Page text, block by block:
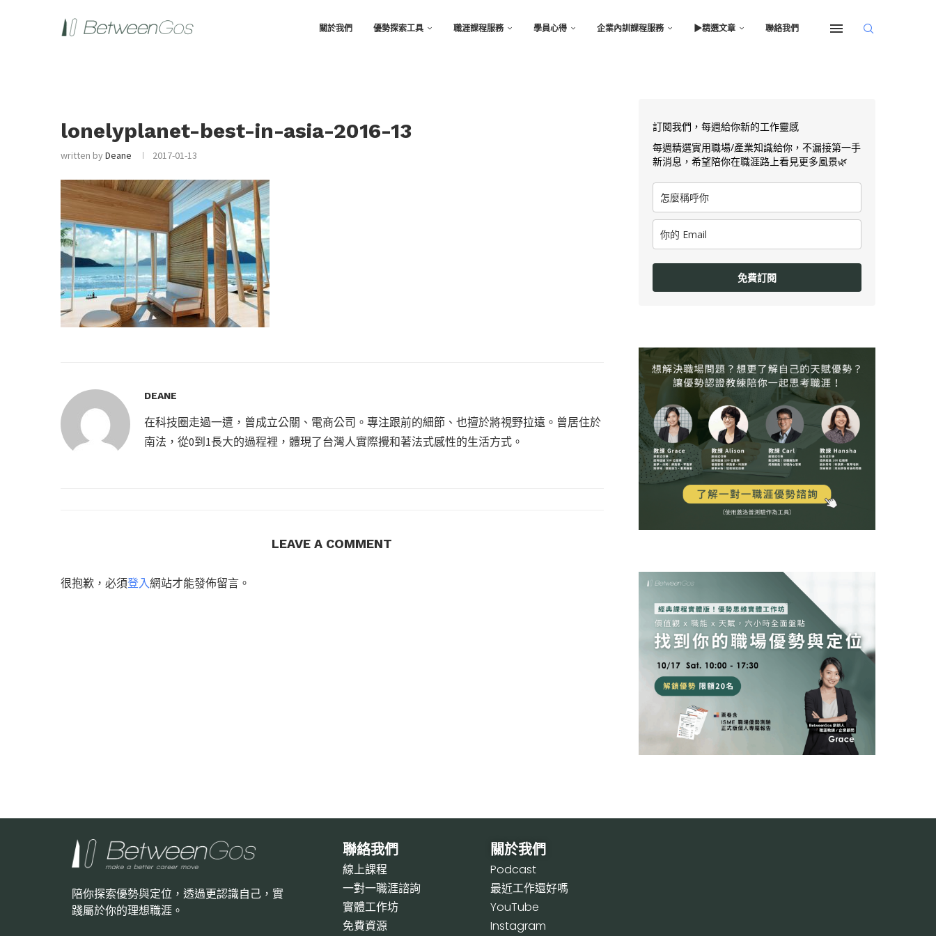
關於我們 優勢探索工具 職涯課程服務 學員心得 企業內訓課程服務 ▶︎精選文章 聯絡我們
lonelyplanet-best-in-asia-2016-13
written byDeane 2017-01-13
DEANE
在科技圈走過一遭，曾成立公關、電商公司。專注跟前的細節、也擅於將視野拉遠。曾居住於
南法，從0到1長大的過程裡，體現了台灣人實際攪和著法式感性的生活方式。
LEAVE A COMMENT
很抱歉，必須登入網站才能發佈留言。
訂閱我們，每週給你新的工作靈感
每週精選實用職場/產業知識給你，不漏接第一手
新消息，希望陪你在職涯路上看見更多風景🌿
免費訂閱
陪你探索優勢與定位，透過更認識自己，實
踐屬於你的理想職涯。
聯絡我們
線上課程
一對一職涯諮詢
實體工作坊
免費資源
關於我們
Podcast
最近工作還好嗎
YouTube
Instagram